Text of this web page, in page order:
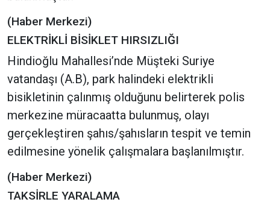
(Haber Merkezi)
ELEKTRİKLİ BİSİKLET HIRSIZLIĞI
Hindioğlu Mahallesi’nde Müşteki Suriye
vatandaşı (A.B), park halindeki elektrikli
bisikletinin çalınmış olduğunu belirterek polis
merkezine müracaatta bulunmuş, olayı
gerçekleştiren şahıs/şahısların tespit ve temin
edilmesine yönelik çalışmalara başlanılmıştır.
(Haber Merkezi)
TAKSİRLE YARALAMA